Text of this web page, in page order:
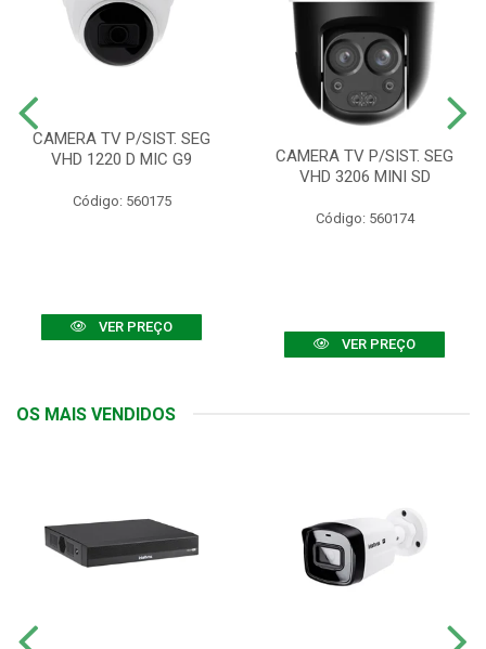
CAMERA TV P/SIST. SEG
VHD 1220 D MIC G9
Código: 560175
VER PREÇO
CAMERA TV P/SIST. SEG
VHD 3206 MINI SD
Código: 560174
VER PREÇO
OS MAIS VENDIDOS